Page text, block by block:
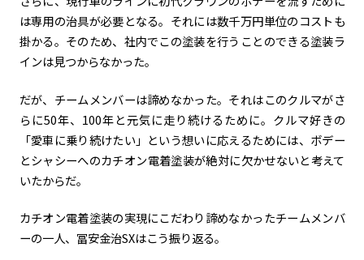
は専用の治具が必要となる。それには数千万円単位のコストも
掛かる。そのため、社内でこの塗装を行うことのできる塗装ラ
インは見つからなかった。
だが、チームメンバーは諦めなかった。それはこのクルマがさ
らに50年、 100年と元気に走り続けるために。クルマ好きの
「愛車に乗り続けたい」という想いに応えるためには、ボデー
とシャシーへのカチオン電着塗装が絶対に欠かせないと考えて
いたからだ。
カチオン電着塗装の実現にこだわり諦めなかったチームメンバ
ーの一人、冨安金治SXはこう振り返る。